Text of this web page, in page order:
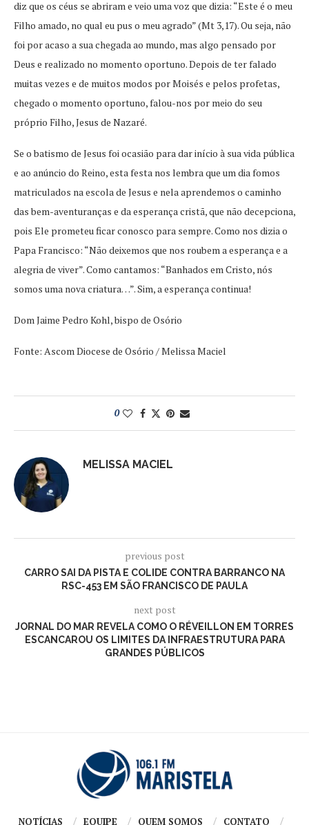
diz que os céus se abriram e veio uma voz que dizia: “Este é o meu
Filho amado, no qual eu pus o meu agrado” (Mt 3,17). Ou seja, não
foi por acaso a sua chegada ao mundo, mas algo pensado por
Deus e realizado no momento oportuno. Depois de ter falado
muitas vezes e de muitos modos por Moisés e pelos profetas,
chegado o momento oportuno, falou-nos por meio do seu
próprio Filho, Jesus de Nazaré.
Se o batismo de Jesus foi ocasião para dar início à sua vida pública
e ao anúncio do Reino, esta festa nos lembra que um dia fomos
matriculados na escola de Jesus e nela aprendemos o caminho
das bem-aventuranças e da esperança cristã, que não decepciona,
pois Ele prometeu ficar conosco para sempre. Como nos dizia o
Papa Francisco: “Não deixemos que nos roubem a esperança e a
alegria de viver”. Como cantamos: “Banhados em Cristo, nós
somos uma nova criatura…”. Sim, a esperança continua!
Dom Jaime Pedro Kohl, bispo de Osório
Fonte: Ascom Diocese de Osório / Melissa Maciel
0
MELISSA MACIEL
previous post
CARRO SAI DA PISTA E COLIDE CONTRA BARRANCO NA
RSC-453 EM SÃO FRANCISCO DE PAULA
next post
JORNAL DO MAR REVELA COMO O RÉVEILLON EM TORRES
ESCANCAROU OS LIMITES DA INFRAESTRUTURA PARA
GRANDES PÚBLICOS
NOTÍCIAS EQUIPE QUEM SOMOS CONTATO